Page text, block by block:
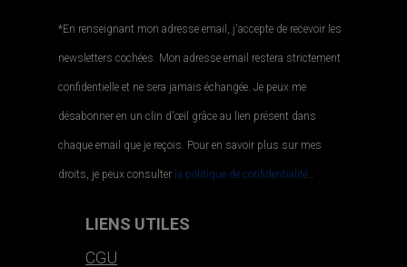
*En renseignant mon adresse email, j'accepte de recevoir les
newsletters cochées. Mon adresse email restera strictement
confidentielle et ne sera jamais échangée. Je peux me
désabonner en un clin d'œil grâce au lien présent dans
chaque email que je reçois. Pour en savoir plus sur mes
droits, je peux consulter la politique de confidentialité..
LIENS UTILES
CGU